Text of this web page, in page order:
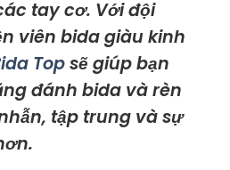
tay cơ. Với đội
viên bida giàu kinh
Topsẽ giúp bạn
đánh bida và rèn
tập trung và sự